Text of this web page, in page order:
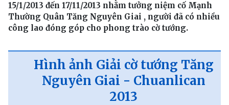
15/1/2013 đến 17/11/2013 nhằm tưởng niệm cố Mạnh
Thường Quân Tăng Nguyên Giai , người đã có nhiều
công lao đóng góp cho phong trào cờ tướng.
Hình ảnh Giải cờ tướng Tăng
Nguyên Giai - Chuanlican
2013